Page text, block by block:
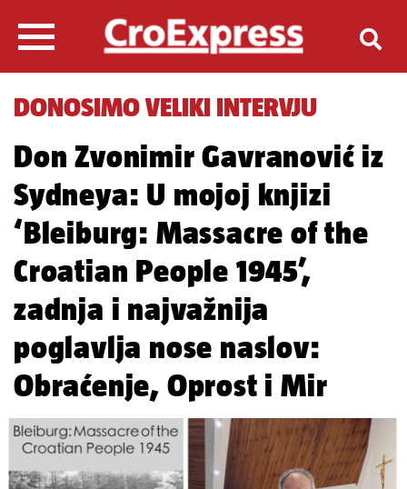
DONOSIMO VELIKI INTERVJU
Don Zvonimir Gavranović iz
Sydneya: U mojoj knjizi
‘Bleiburg: Massacre of the
Croatian People 1945’,
zadnja i najvažnija
poglavlja nose naslov:
Obraćenje, Oprost i Mir